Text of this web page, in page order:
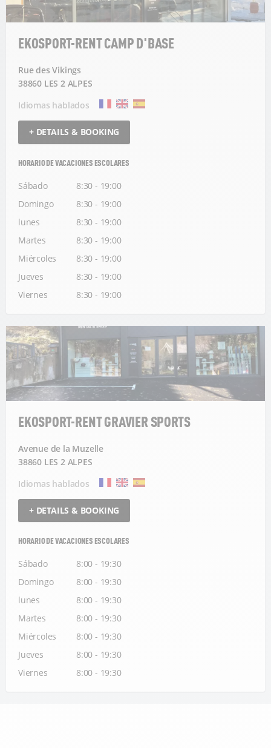
EKOSPORT-RENT CAMP D'BASE
Rue des Vikings
38860 LES 2 ALPES
Idiomas hablados
+ DETAILS & BOOKING
HORARIO DE VACACIONES ESCOLARES
Sábado
8:30 - 19:00
Domingo
8:30 - 19:00
lunes
8:30 - 19:00
Martes
8:30 - 19:00
Miércoles
8:30 - 19:00
Jueves
8:30 - 19:00
Viernes
8:30 - 19:00
EKOSPORT-RENT GRAVIER SPORTS
Avenue de la Muzelle
38860 LES 2 ALPES
Idiomas hablados
+ DETAILS & BOOKING
HORARIO DE VACACIONES ESCOLARES
Sábado
8:00 - 19:30
Domingo
8:00 - 19:30
lunes
8:00 - 19:30
Martes
8:00 - 19:30
Miércoles
8:00 - 19:30
Jueves
8:00 - 19:30
Viernes
8:00 - 19:30